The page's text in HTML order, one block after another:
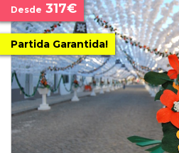
Partida Garantida!
Desde 317€